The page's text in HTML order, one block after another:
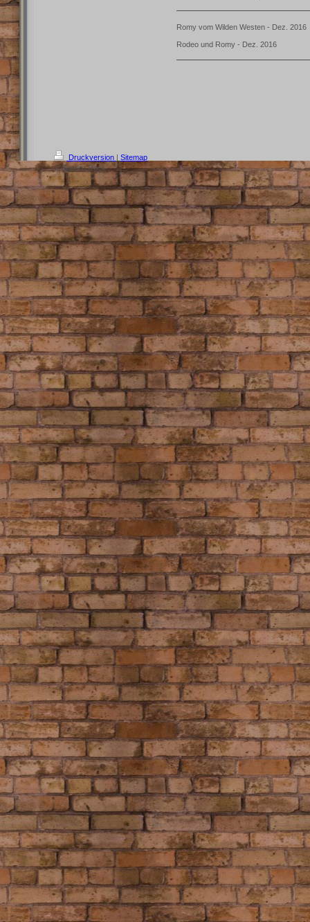
Romy vom Wilden Westen - Dez. 2016
Rodeo und Romy - Dez. 2016
Druckversion | Sitemap
© Sandra Reck